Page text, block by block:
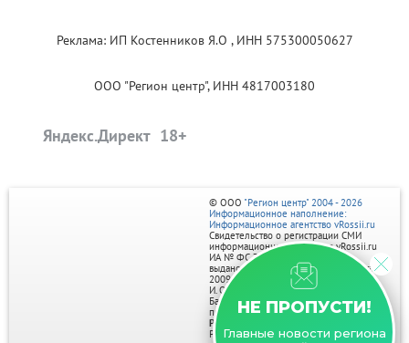
Реклама: ИП Костенников Я.О , ИНН 575300050627
ООО "Регион центр", ИНН 4817003180
Яндекс.Директ
НЕ ПРОПУСТИ!
Главные новости региона
© ООО "Регион центр" 2004 - 2026
Информационное наполнение:
Информационное агентство vRossii.ru
Свидетельство о регистрации СМИ
информационного агентства vRossii.ru
ИА № ФС 77‑35502
выдано РОСКОМНАДЗОРом 04 марта
2009г.
И. О. Главного редактора Нарыков А. Н.
Баннеры на портале размещаются на
правах рекламы.
Реклама на портале:
Рекламное агентство "Умный маркетинг"